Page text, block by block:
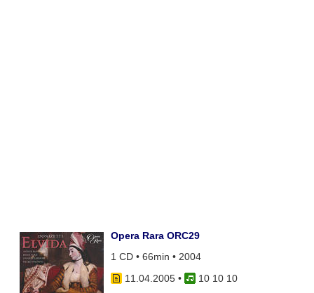
Opera Rara ORC29
1 CD • 66min • 2004
11.04.2005•
10 10 10